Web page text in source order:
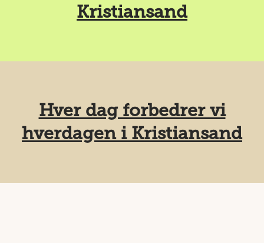
Kristiansand
Hver dag forbedrer vi
hverdagen i Kristiansand